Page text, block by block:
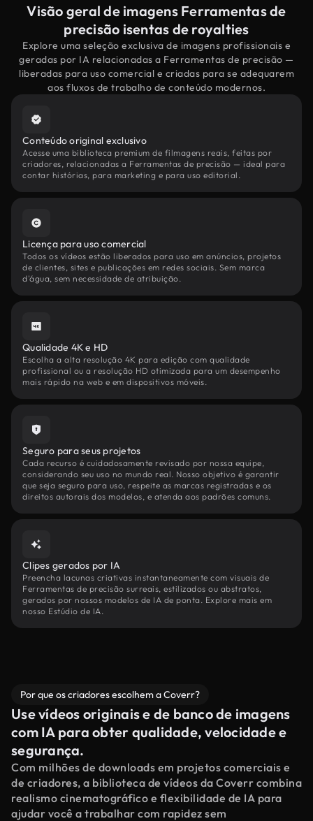
Visão geral de imagens Ferramentas de
precisão isentas de royalties
Explore uma seleção exclusiva de imagens profissionais e
geradas por IA relacionadas a Ferramentas de precisão —
liberadas para uso comercial e criadas para se adequarem
aos fluxos de trabalho de conteúdo modernos.
Conteúdo original exclusivo
Acesse uma biblioteca premium de filmagens reais, feitas por
criadores, relacionadas a Ferramentas de precisão — ideal para
contar histórias, para marketing e para uso editorial.
Licença para uso comercial
Todos os vídeos estão liberados para uso em anúncios, projetos
de clientes, sites e publicações em redes sociais. Sem marca
d'água, sem necessidade de atribuição.
Qualidade 4K e HD
Escolha a alta resolução 4K para edição com qualidade
profissional ou a resolução HD otimizada para um desempenho
mais rápido na web e em dispositivos móveis.
Seguro para seus projetos
Cada recurso é cuidadosamente revisado por nossa equipe,
considerando seu uso no mundo real. Nosso objetivo é garantir
que seja seguro para uso, respeite as marcas registradas e os
direitos autorais dos modelos, e atenda aos padrões comuns.
Clipes gerados por IA
Preencha lacunas criativas instantaneamente com visuais de
Ferramentas de precisão surreais, estilizados ou abstratos,
gerados por nossos modelos de IA de ponta. Explore mais em
nosso Estúdio de IA.
Por que os criadores escolhem a Coverr?
Use vídeos originais e de banco de imagens
com IA para obter qualidade, velocidade e
segurança.
Com milhões de downloads em projetos comerciais e
de criadores, a biblioteca de vídeos da Coverr combina
realismo cinematográfico e flexibilidade de IA para
ajudar você a trabalhar com rapidez sem